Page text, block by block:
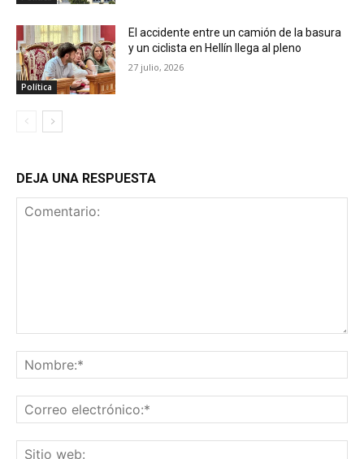
Política
El accidente entre un camión de la basura
y un ciclista en Hellín llega al pleno
27 julio, 2026
DEJA UNA RESPUESTA